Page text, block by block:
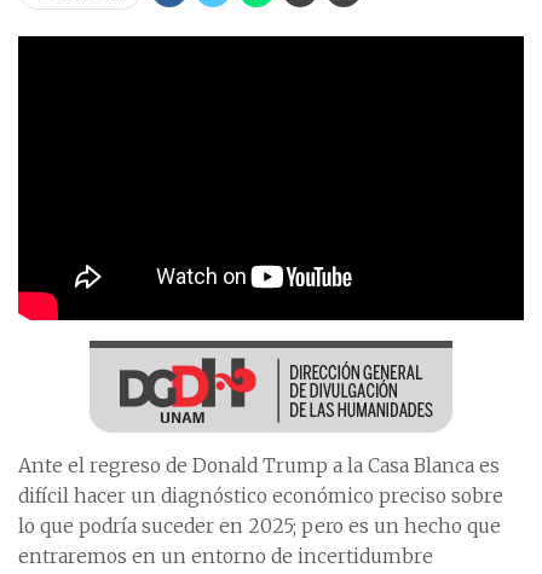
Ante el regreso de Donald Trump a la Casa Blanca es
difícil hacer un diagnóstico económico preciso sobre
lo que podría suceder en 2025; pero es un hecho que
entraremos en un entorno de incertidumbre